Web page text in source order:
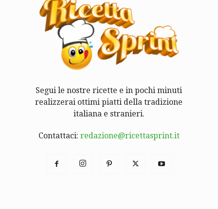
Segui le nostre ricette e in pochi minuti
realizzerai ottimi piatti della tradizione
italiana e stranieri.
Contattaci: redazione@ricettasprint.it